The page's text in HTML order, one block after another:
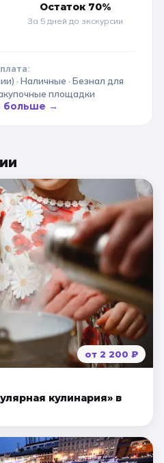
Остаток 70%
За 5 дней до экскурсии
· Наличные · Безнал для
площадки
больше →
от 2 200 ₽
кулинария» в